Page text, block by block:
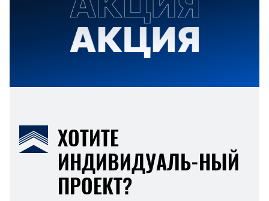
ХОТИТЕ
ИНДИВИДУАЛЬ-НЫЙ
ПРОЕКТ?